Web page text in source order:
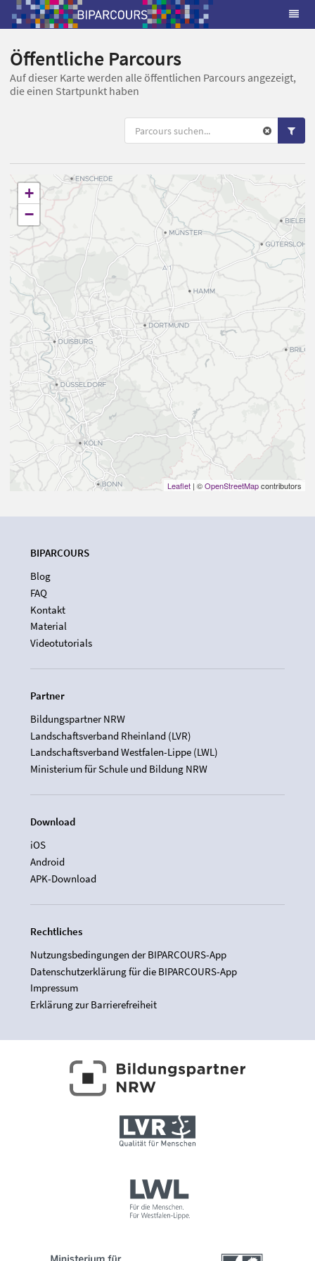
Öffentliche Parcours
Auf dieser Karte werden alle öffentlichen Parcours angezeigt,
die einen Startpunkt haben
+
−
Leaflet | ©OpenStreetMapcontributors
BIPARCOURS
Blog
FAQ
Kontakt
Material
Videotutorials
Partner
Bildungspartner NRW
Landschaftsverband Rheinland (LVR)
Landschaftsverband Westfalen-Lippe (LWL)
Ministerium für Schule und Bildung NRW
Download
iOS
Android
APK-Download
Rechtliches
Nutzungsbedingungen der BIPARCOURS-App
Datenschutzerklärung für die BIPARCOURS-App
Impressum
Erklärung zur Barrierefreiheit